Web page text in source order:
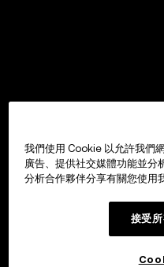
我們使用 Cookie 以允許我們
廣告、提供社交媒體功能並分
分析合作夥伴分享有關您使用
接受